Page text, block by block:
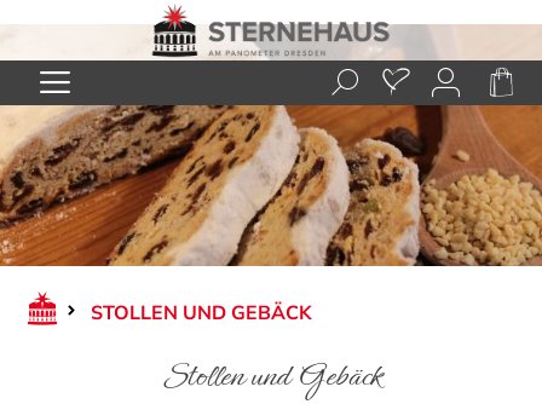
Zum Hauptinhalt springen
STOLLEN UND GEBÄCK
Stollen und Gebäck